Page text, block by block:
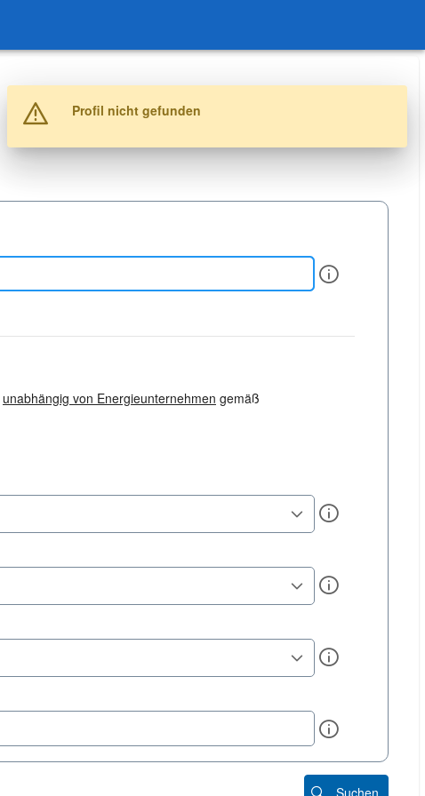
Info
unabhängig von Energieunternehmen gemäß
Info
Info
Info
Info
Warnung
Profil nicht gefunden